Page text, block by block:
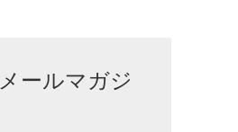
ールマガジ